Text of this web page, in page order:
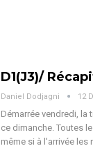
D1(J3)/
Daniel Dodjagni 12
Démarrée vendredi,
ce dimanche. Toutes
même si à l'arrivée les